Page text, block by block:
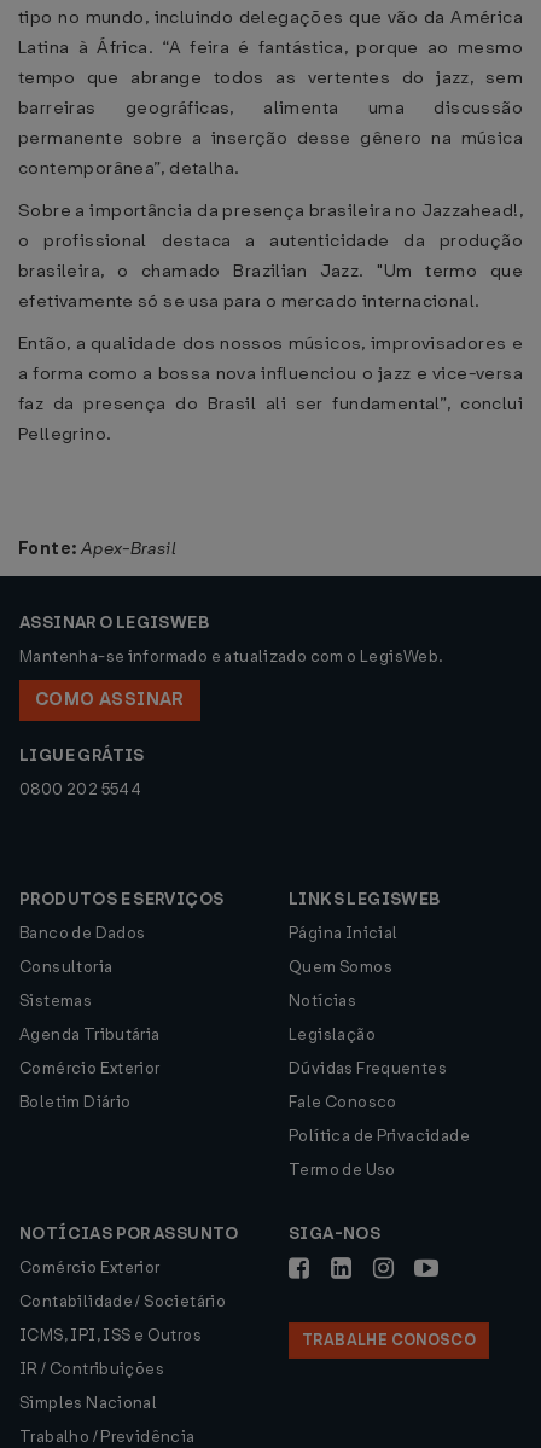
tipo no mundo, incluindo delegações que vão da América
Latina à África. “A feira é fantástica, porque ao mesmo
tempo que abrange todos as vertentes do jazz, sem
barreiras geográficas, alimenta uma discussão
permanente sobre a inserção desse gênero na música
contemporânea”, detalha.
Sobre a importância da presença brasileira no Jazzahead!,
o profissional destaca a autenticidade da produção
brasileira, o chamado Brazilian Jazz. "Um termo que
efetivamente só se usa para o mercado internacional.
Então, a qualidade dos nossos músicos, improvisadores e
a forma como a bossa nova influenciou o jazz e vice-versa
faz da presença do Brasil ali ser fundamental”, conclui
Pellegrino.
Fonte: Apex-Brasil
ASSINAR O LEGISWEB
Mantenha-se informado e atualizado com o LegisWeb.
COMO ASSINAR
LIGUE GRÁTIS
0800 202 5544
PRODUTOS E SERVIÇOS
Banco de Dados
Consultoria
Sistemas
Agenda Tributária
Comércio Exterior
Boletim Diário
LINKS LEGISWEB
Página Inicial
Quem Somos
Notícias
Legislação
Dúvidas Frequentes
Fale Conosco
Política de Privacidade
Termo de Uso
NOTÍCIAS POR ASSUNTO
Comércio Exterior
Contabilidade / Societário
ICMS, IPI, ISS e Outros
IR / Contribuições
Simples Nacional
Trabalho / Previdência
SIGA-NOS
TRABALHE CONOSCO